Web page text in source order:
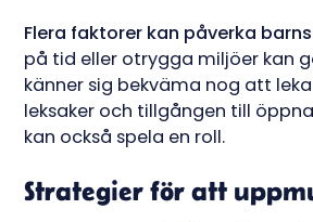
Flera faktorer kan påverka
på tid eller otrygga miljöer kan
känner sig bekväma nog att
leksaker och tillgången till
kan också spela en roll.
Strategier för att